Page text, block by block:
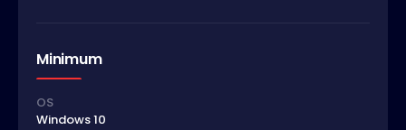
Minimum
OS
Windows 10